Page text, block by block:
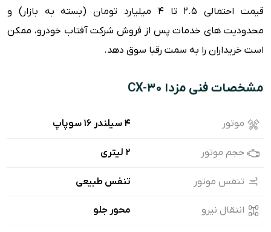
قیمت احتمالی ۲.۵ تا ۴ میلیارد تومان (بسته به بازار) و
محدودیت های خدمات پس از فروش شرکت آفتاب خودرو، ممکن
است خریداران را به سمت رقبا سوق دهد.
مشخصات فنی مزدا CX-30
موتور ۴ سیلندر ۱۶ سوپاپ
حجم موتور 2 لیتری
تنفس موتور تنفس طبیعی
انتقال نیرو محور جلو